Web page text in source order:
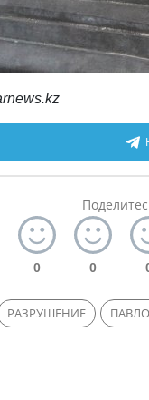
0 0
РАЗРУШЕНИЕ